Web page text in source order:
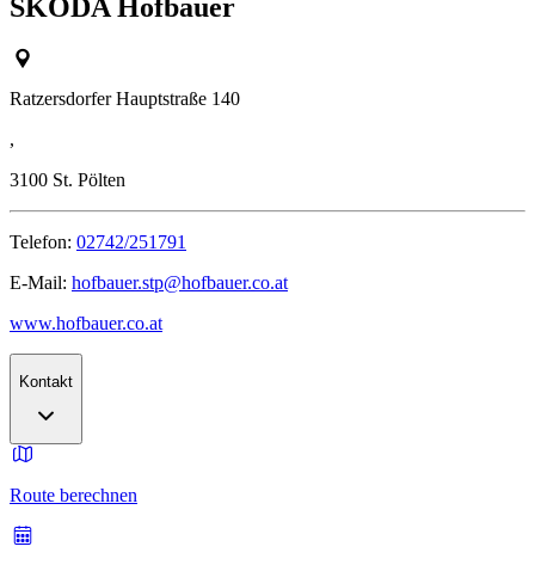
ŠKODA Hofbauer
Ratzersdorfer Hauptstraße 140
,
3100 St. Pölten
Telefon: 02742/251791
E-Mail: hofbauer.stp@hofbauer.co.at
www.hofbauer.co.at
Kontakt
Route berechnen